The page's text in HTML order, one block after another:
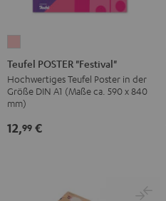
POSTER
"Festival"
Rosa
Teufel POSTER "Festival"
Hochwertiges Teufel Poster in der
Größe DIN A1 (Maße ca. 590 x 840
mm)
12,99 €